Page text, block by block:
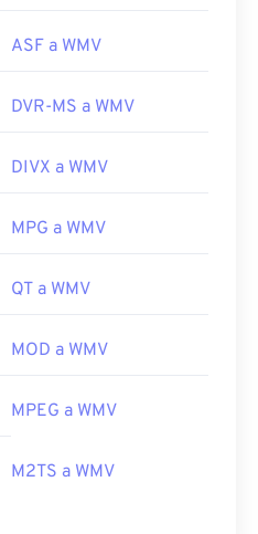
ASF a WMV
DVR-MS a WMV
DIVX a WMV
MPG a WMV
QT a WMV
MOD a WMV
MPEG a WMV
M2TS a WMV